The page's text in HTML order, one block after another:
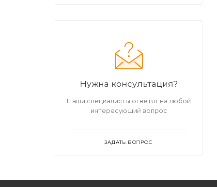
Нужна консультация?
Наши специалисты ответят на любой
интересующий вопрос
ЗАДАТЬ ВОПРОС